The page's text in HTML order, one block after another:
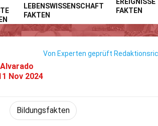
LEBENSWISSENSCHAFT
FAKTEN
FAKTEN
Ganzheitliche
Nov 2024
Von Experten geprüft
Bildungsfakten